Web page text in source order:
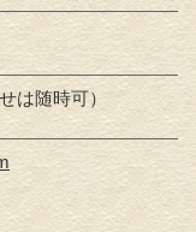
は随時可）